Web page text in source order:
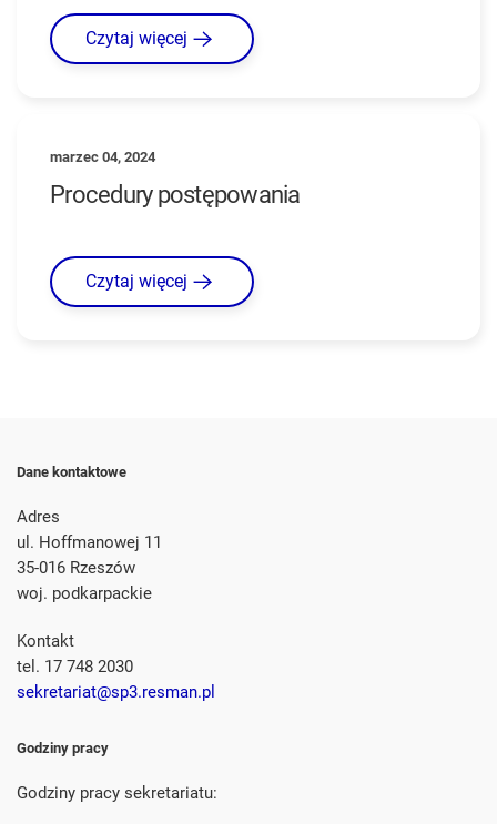
Czytaj więcej
marzec 04, 2024
Procedury postępowania
Czytaj więcej
Dane kontaktowe
Adres
ul. Hoffmanowej 11
35-016 Rzeszów
woj. podkarpackie
Kontakt
tel. 17 748 2030
sekretariat@sp3.resman.pl
Godziny pracy
Godziny pracy sekretariatu: